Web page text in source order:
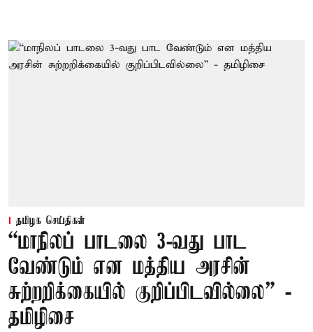
தமிழக செய்திகள்
“மாநிலப் பாடலை 3-வது பாட
வேண்டும் என மத்திய அரசின்
சுற்றறிக்கையில் குறிப்பிடவில்லை” -
தமிழிசை